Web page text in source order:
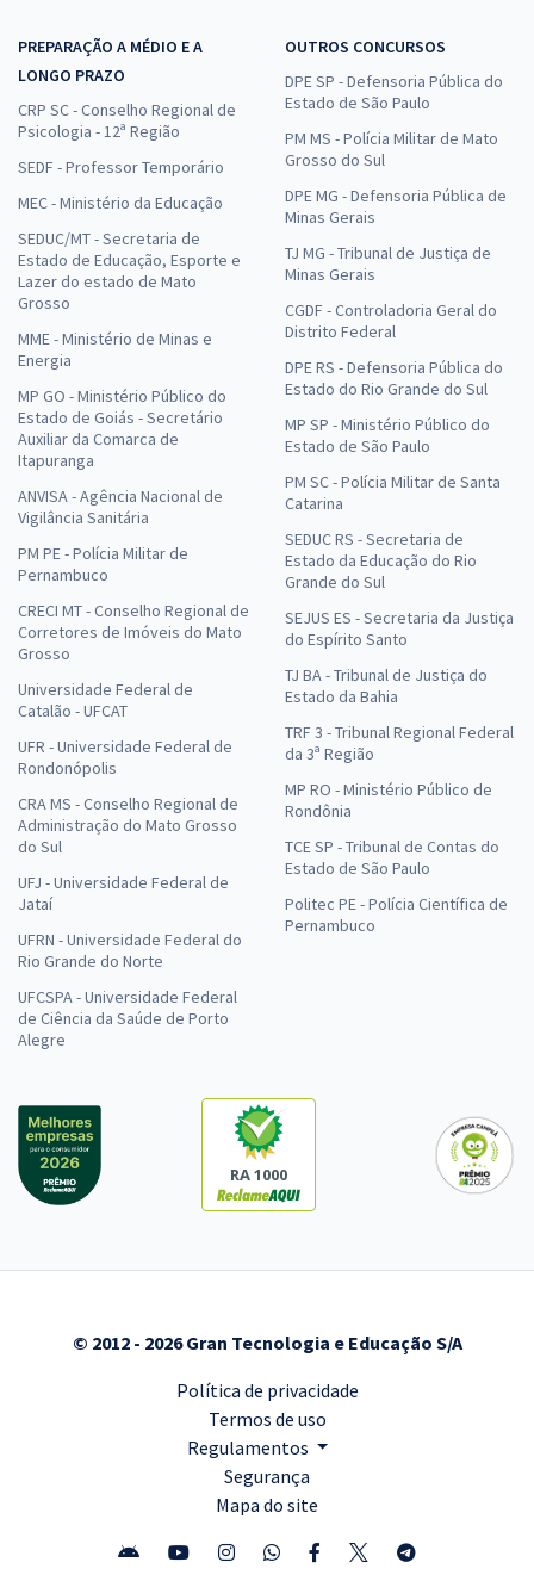
PREPARAÇÃO A MÉDIO E A
LONGO PRAZO
CRP SC - Conselho Regional de
Psicologia - 12ª Região
SEDF - Professor Temporário
MEC - Ministério da Educação
SEDUC/MT - Secretaria de
Estado de Educação, Esporte e
Lazer do estado de Mato
Grosso
MME - Ministério de Minas e
Energia
MP GO - Ministério Público do
Estado de Goiás - Secretário
Auxiliar da Comarca de
Itapuranga
ANVISA - Agência Nacional de
Vigilância Sanitária
PM PE - Polícia Militar de
Pernambuco
CRECI MT - Conselho Regional de
Corretores de Imóveis do Mato
Grosso
Universidade Federal de
Catalão - UFCAT
UFR - Universidade Federal de
Rondonópolis
CRA MS - Conselho Regional de
Administração do Mato Grosso
do Sul
UFJ - Universidade Federal de
Jataí
UFRN - Universidade Federal do
Rio Grande do Norte
UFCSPA - Universidade Federal
de Ciência da Saúde de Porto
Alegre
OUTROS CONCURSOS
DPE SP - Defensoria Pública do
Estado de São Paulo
PM MS - Polícia Militar de Mato
Grosso do Sul
DPE MG - Defensoria Pública de
Minas Gerais
TJ MG - Tribunal de Justiça de
Minas Gerais
CGDF - Controladoria Geral do
Distrito Federal
DPE RS - Defensoria Pública do
Estado do Rio Grande do Sul
MP SP - Ministério Público do
Estado de São Paulo
PM SC - Polícia Militar de Santa
Catarina
SEDUC RS - Secretaria de
Estado da Educação do Rio
Grande do Sul
SEJUS ES - Secretaria da Justiça
do Espírito Santo
TJ BA - Tribunal de Justiça do
Estado da Bahia
TRF 3 - Tribunal Regional Federal
da 3ª Região
MP RO - Ministério Público de
Rondônia
TCE SP - Tribunal de Contas do
Estado de São Paulo
Politec PE - Polícia Científica de
Pernambuco
RA 1000
© 2012 - 2026 Gran Tecnologia e Educação S/A
Política de privacidade
Termos de uso
Regulamentos
Segurança
Mapa do site